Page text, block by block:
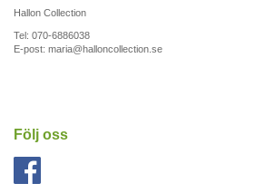
Hallon Collection
Tel: 070-6886038
E-post: maria@halloncollection.se
Följ oss